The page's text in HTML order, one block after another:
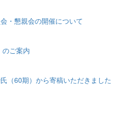
・懇親会の開催について
ご案内
（60期）から寄稿いただきました